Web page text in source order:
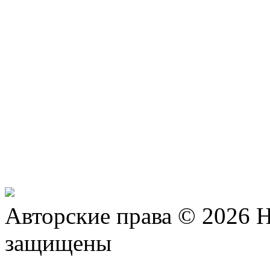
Авторские права © 2026
защищены